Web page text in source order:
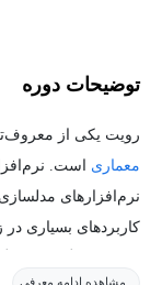
توضیحات دوره
رویت یکی از
معماری
نرم‌افزارهای
کاربردهای بسیاری
مشاهده ادامه معرفی